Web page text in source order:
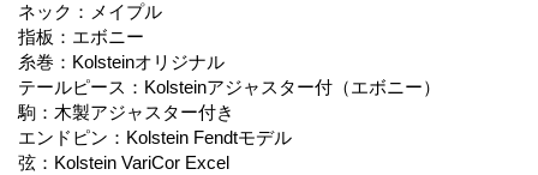
ネック：メイプル
指板：エボニー
糸巻：Kolsteinオリジナル
テールピース：Kolsteinアジャスター付（エボニー）
駒：木製アジャスター付き
エンドピン：Kolstein Fendtモデル
弦：Kolstein VariCor Excel